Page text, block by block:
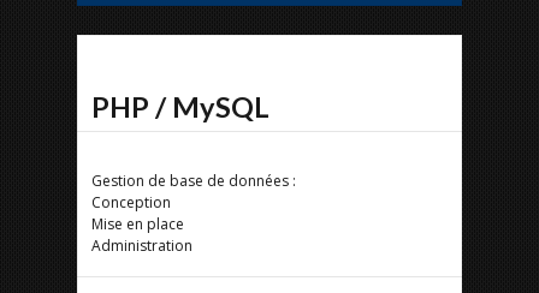
PHP / MySQL
Gestion de base de données :
Conception
Mise en place
Administration